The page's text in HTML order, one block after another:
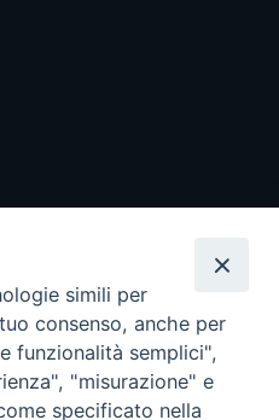
simili per
consenso, anche per
funzionalità semplici",
"misurazione" e
specificato nella